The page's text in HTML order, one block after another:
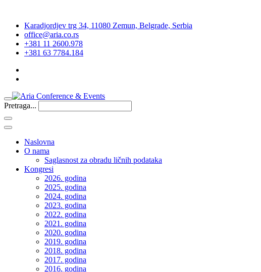
Karadjordjev trg 34, 11080 Zemun, Belgrade, Serbia
office@aria.co.rs
+381 11 2600.978
+381 63 7784.184
Pretraga...
Naslovna
O nama
Saglasnost za obradu ličnih podataka
Kongresi
2026. godina
2025. godina
2024. godina
2023. godina
2022. godina
2021. godina
2020. godina
2019. godina
2018. godina
2017. godina
2016. godina